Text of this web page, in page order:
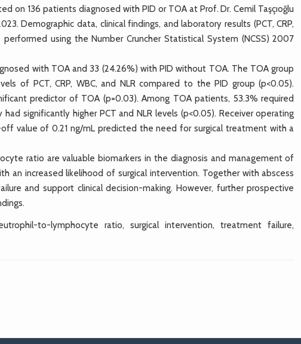
on 136 patients diagnosed with PID or TOA at Prof. Dr. Cemil Taşçıoğlu
Demographic data, clinical findings, and laboratory results (PCT, CRP,
using the Number Cruncher Statistical System (NCSS) 2007
with TOA and 33 (24.26%) with PID without TOA. The TOA group
of PCT, CRP, WBC, and NLR compared to the PID group (p<0.05).
predictor of TOA (p=0.03). Among TOA patients, 53.3% required
significantly higher PCT and NLR levels (p<0.05). Receiver operating
value of 0.21 ng/mL predicted the need for surgical treatment with a
ratio are valuable biomarkers in the diagnosis and management of
an increased likelihood of surgical intervention. Together with abscess
and support clinical decision-making. However, further prospective
to-lymphocyte ratio, surgical intervention, treatment failure,